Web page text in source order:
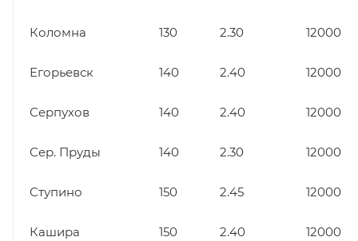
Коломна 130 2.30 12000
Егорьевск 140 2.40 12000
Серпухов 140 2.40 12000
Сер. Пруды 140 2.30 12000
Ступино 150 2.45 12000
Кашира 150 2.40 12000